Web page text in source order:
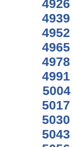
4926
4939
4952
4965
4978
4991
5004
5017
5030
5043